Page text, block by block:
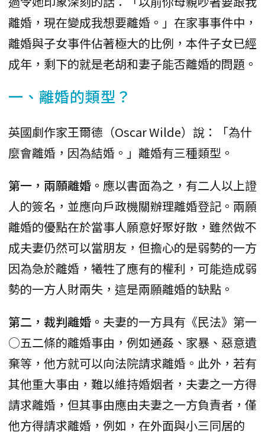
離婚，現在變成我想要離婚。」在家事事件中，
離婚與子女事件佔著極大的比例，本件子女已經
成年，剩下的就是老胡和妻子能否離婚的問題。
一、離婚的類型？
英國劇作家王爾德（Oscar Wilde）說：「為什
麼會離婚，因為結婚。」離婚有三種類型。
第一，兩願離婚。 應以書面為之，有二人以上證
人的簽名，並應向戶政機關辦理離婚登記。兩願
離婚的優點在於當事人願意好聚好散，雖然做不
成夫妻仍然可以當朋友，但擔心的是弱勢的一方
因為急於離婚，犧牲了應有的權利，可能造成弱
勢的一方人財兩失，這是兩願離婚的缺點。
第二，裁判離婚。 夫妻的一方具有《民法》第一
○五二條的離婚事由，例如通姦、家暴、惡意遺
棄等，他方就可以向法院請求離婚。此外，若有
其他重大事由，難以維持婚姻者，夫妻之一方得
請求離婚，但其事由應由夫妻之一方負責者，僅
他方得請求離婚，例如，在外面與小三同居的